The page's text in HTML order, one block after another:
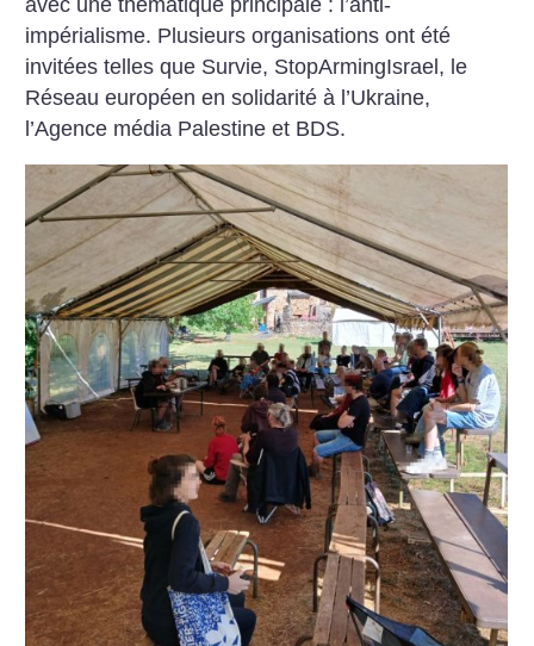
impérialisme. Plusieurs organisations ont été
invitées telles que Survie, StopArmingIsrael, le
Réseau européen en solidarité à l’Ukraine,
l’Agence média Palestine et BDS.